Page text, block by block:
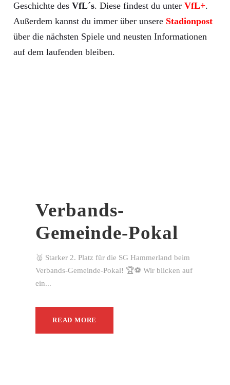
Geschichte des VfL´s. Diese findest du unter VfL+.
Außerdem kannst du immer über unsere Stadionpost
über die nächsten Spiele und neusten Informationen
auf dem laufenden bleiben.
Verbands-
Gemeinde-Pokal
🥈 Starker 2. Platz für die SG Hammerland beim
Verbands-Gemeinde-Pokal! 🏆⚽ Wir blicken auf
ein...
READ MORE